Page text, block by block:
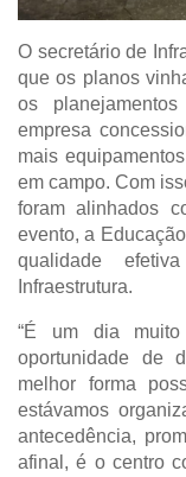
O secretário de
que os planos
os
empresa
mais
em campo. Com
foram alinhados
evento, a
qualidade
Infraestrutura.
“É um dia
oportunidade de
melhor forma
estávamos
antecedência,
afinal, é o centro